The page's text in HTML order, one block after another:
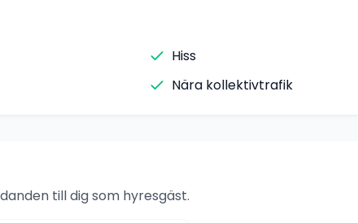
Hiss
Nära kollektivtrafik
till dig som hyresgäst.